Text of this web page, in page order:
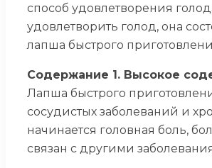
способ удовлетворения
удовлетворить голод, она
лапша быстрого
Содержание 1. Высокое
Лапша быстрого
сосудистых заболеваний и
начинается головная боль,
связан с другими